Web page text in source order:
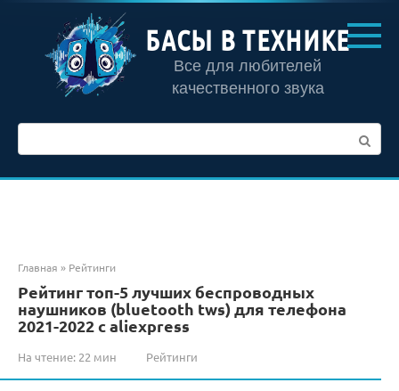
контенту
БАСЫ В ТЕХНИКЕ
Все для любителей
качественного звука
Главная » Рейтинги
Рейтинг топ-5 лучших беспроводных
наушников (bluetooth tws) для телефона
2021-2022 c aliexpress
На чтение: 22 мин Рейтинги